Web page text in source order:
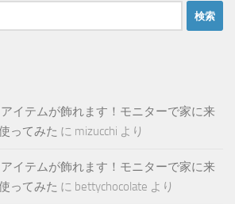
イテムが飾れます！モニターで家に来
ってみた に mizucchi より
イテムが飾れます！モニターで家に来
ってみた に bettychocolate より